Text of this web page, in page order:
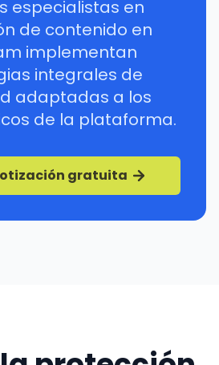
especialistas en
de contenido en
implementan
integrales de
adaptadas a los
de la plataforma.
gratuita